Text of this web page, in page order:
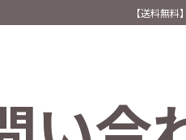
【送料無